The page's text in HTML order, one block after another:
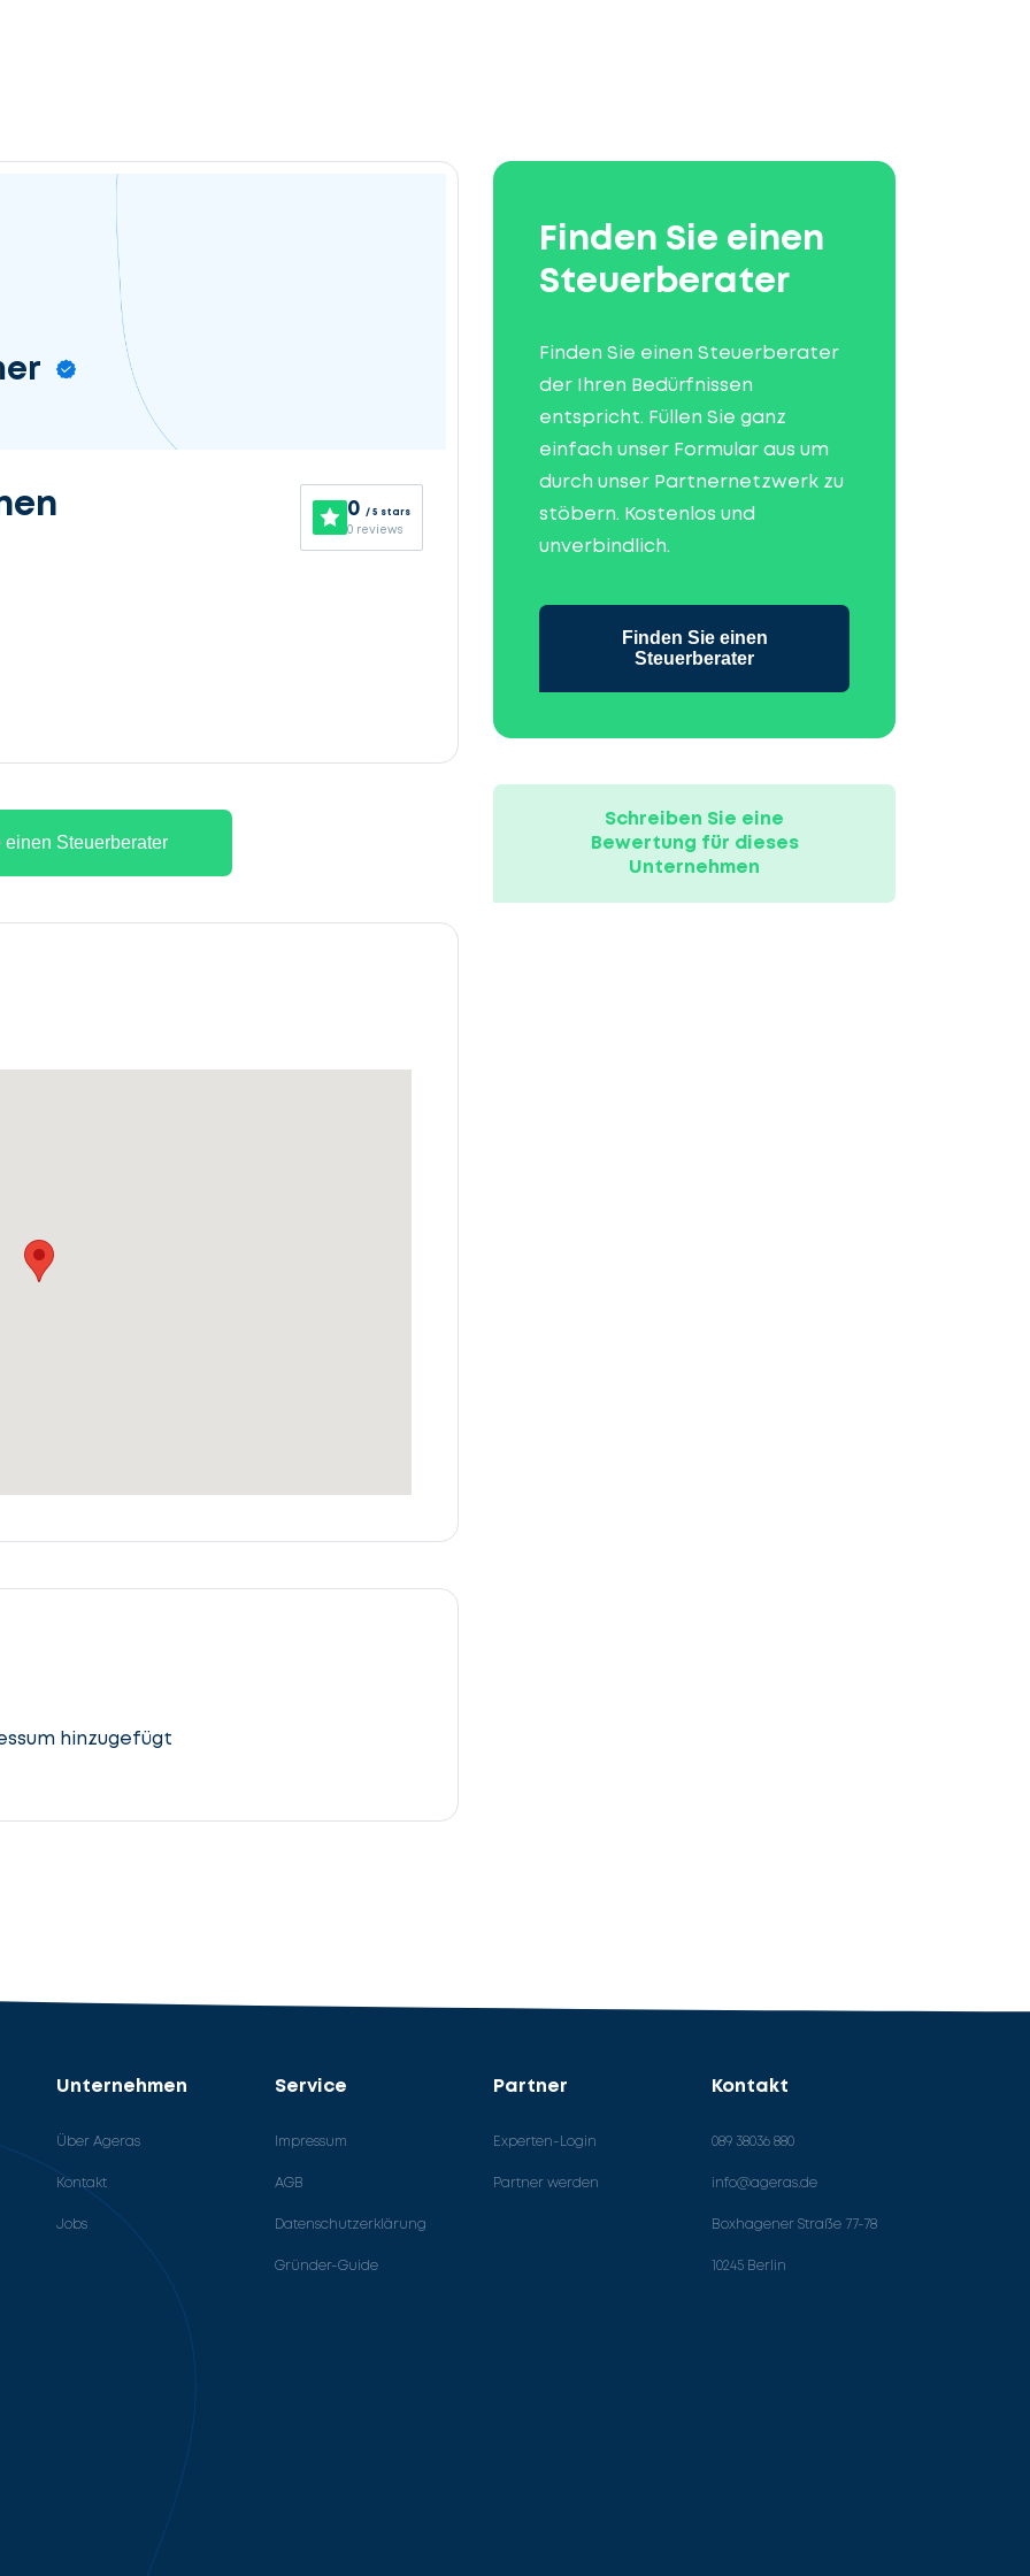
0 / 5 stars
0 reviews
einen Steuerberater
hinzugefügt
Finden Sie einen
Steuerberater
Finden Sie einen Steuerberater
der Ihren Bedürfnissen
entspricht. Füllen Sie ganz
einfach unser Formular aus um
durch unser Partnernetzwerk zu
stöbern. Kostenlos und
unverbindlich.
Finden Sie einen
Steuerberater
Schreiben Sie eine
Bewertung für dieses
Unternehmen
Unternehmen
Über Ageras
Kontakt
Jobs
Service
Impressum
AGB
Datenschutzerklärung
Gründer-Guide
Partner
Experten-Login
Partner werden
Kontakt
089 38036 880
info@ageras.de
Boxhagener Straße 77-78
10245 Berlin